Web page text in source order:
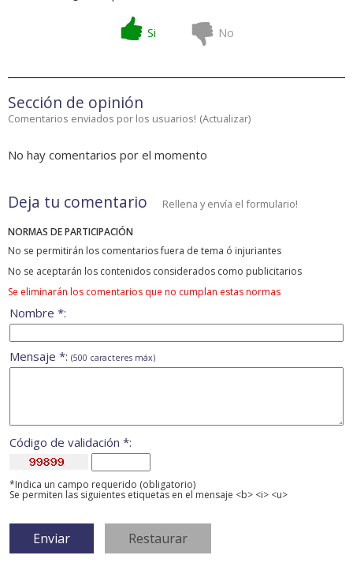
Si No
Sección de opinión
Comentarios enviados por los usuarios! (Actualizar)
No hay comentarios por el momento
Deja tu comentario Rellena y envía el formulario!
NORMAS DE PARTICIPACIÓN
No se permitirán los comentarios fuera de tema ó injuriantes
No se aceptarán los contenidos considerados como publicitarios
Se eliminarán los comentarios que no cumplan estas normas
Nombre *:
Mensaje *: (500 caracteres máx)
Código de validación *:
*Indica un campo requerido (obligatorio)
Se permiten las siguientes etiquetas en el mensaje <b> <i> <u>